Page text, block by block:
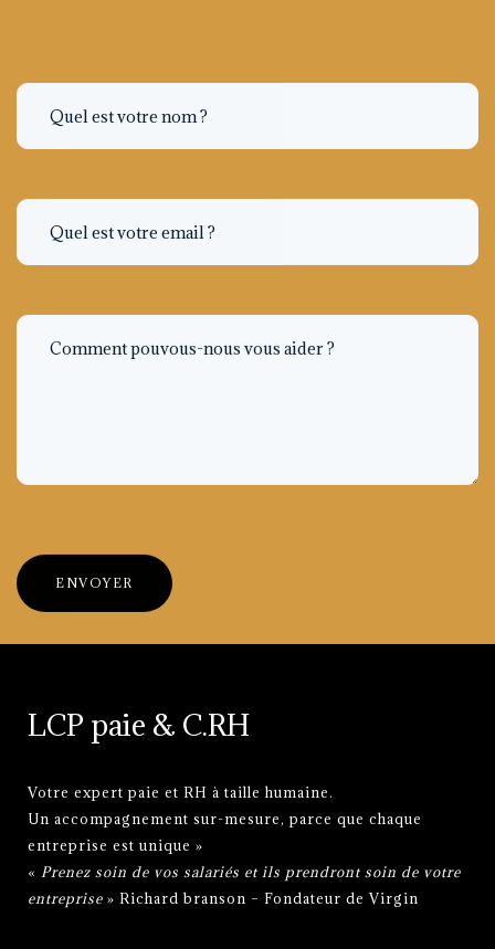
LCP paie & C.RH
Votre expert paie et RH à taille humaine.
Un accompagnement sur-mesure, parce que chaque
entreprise est unique »
« Prenez soin de vos salariés et ils prendront soin de votre
entreprise » Richard branson – Fondateur de Virgin